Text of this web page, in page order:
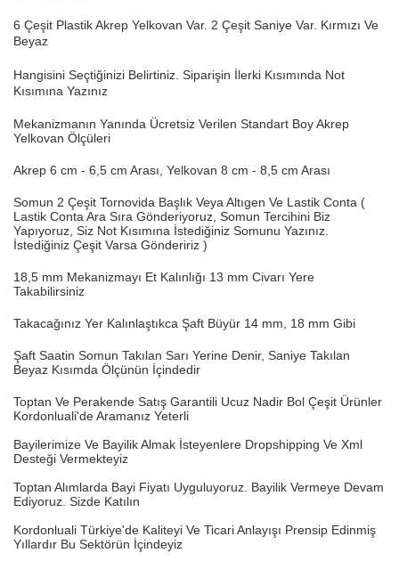
6 Çeşit Plastik Akrep Yelkovan Var. 2 Çeşit Saniye Var. Kırmızı Ve
Beyaz
Hangisini Seçtiğinizi Belirtiniz. Siparişin İlerki Kısımında Not
Kısımına Yazınız
Mekanizmanın Yanında Ücretsiz Verilen Standart Boy Akrep
Yelkovan Ölçüleri
Akrep 6 cm - 6,5 cm Arası, Yelkovan 8 cm - 8,5 cm Arası
Somun 2 Çeşit Tornovida Başlık Veya Altıgen Ve Lastik Conta (
Lastik Conta Ara Sıra Gönderiyoruz, Somun Tercihini Biz
Yapıyoruz, Siz Not Kısımına İstediğiniz Somunu Yazınız.
İstediğiniz Çeşit Varsa Göndeririz )
18,5 mm Mekanizmayı Et Kalınlığı 13 mm Civarı Yere
Takabilirsiniz
Takacağınız Yer Kalınlaştıkca Şaft Büyür 14 mm, 18 mm Gibi
Şaft Saatin Somun Takılan Sarı Yerine Denir, Saniye Takılan
Beyaz Kısımda Ölçünün İçindedir
Toptan Ve Perakende Satış Garantili Ucuz Nadir Bol Çeşit Ürünler
Kordonluali'de Aramanız Yeterli
Bayilerimize Ve Bayilik Almak İsteyenlere Dropshipping Ve Xml
Desteği Vermekteyiz
Toptan Alımlarda Bayi Fiyatı Uyguluyoruz. Bayilik Vermeye Devam
Ediyoruz. Sizde Katılın
Kordonluali Türkiye'de Kaliteyi Ve Ticari Anlayışı Prensip Edinmiş
Yıllardır Bu Sektörün İçindeyiz